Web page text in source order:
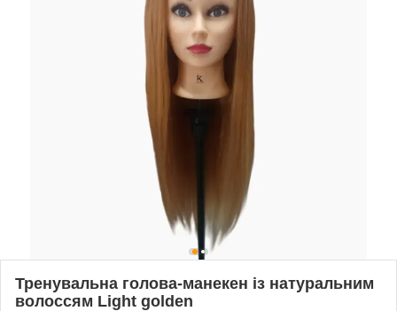
Тренувальна голова-манекен із натуральним
волоссям Light golden